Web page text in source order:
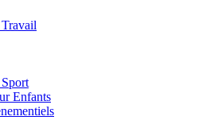
Travail
Enfants